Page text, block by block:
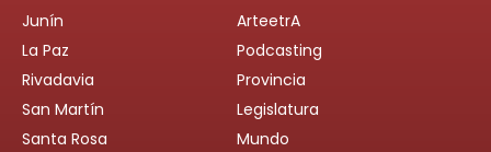
Junín
La Paz
Rivadavia
San Martín
Santa Rosa
ArteetrA
Podcasting
Provincia
Legislatura
Mundo